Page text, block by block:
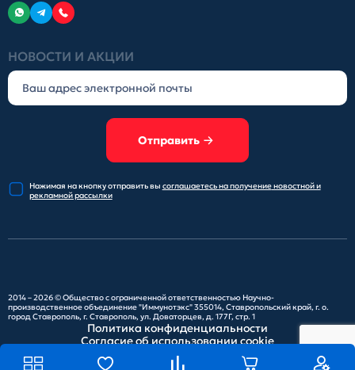
НОВОСТИ И АКЦИИ
Отправить
Нажимая на кнопку отправитьвы соглашаетесь на получениеновостной и
рекламной рассылки
2014 – 2026 ©Общество с ограниченной ответственностью Научно-
производственное объединение "Иммунотэкс"355014, Ставропольский край, г. о.
город Ставрополь, г. Ставрополь, ул. Доваторцев, д. 177Г, стр. 1
Политика конфиденциальности
Согласие об использовании cookie
Карта сайта